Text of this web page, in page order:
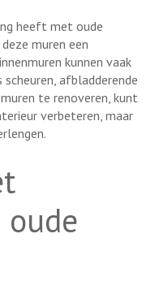
heeft met oude
muren een
kunnen vaak
afbladderende
te renoveren, kunt
verbeteren, maar